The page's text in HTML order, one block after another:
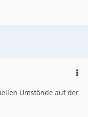
Umstände auf der